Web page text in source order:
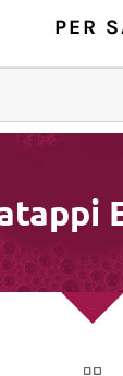
PER